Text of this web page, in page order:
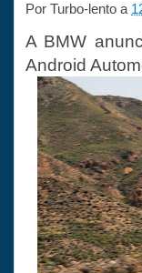
Por Turbo-lento a
A BMW
Android